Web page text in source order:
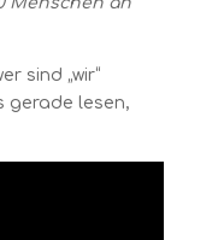
sind „wir“
gerade lesen,